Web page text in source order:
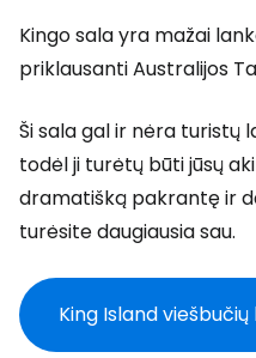
Kingo sala yra mažai
priklausanti Australijos
Ši sala gal ir nėra turistų
todėl ji turėtų būti jūsų
dramatišką pakrantę ir
turėsite daugiausia sau.
King Island